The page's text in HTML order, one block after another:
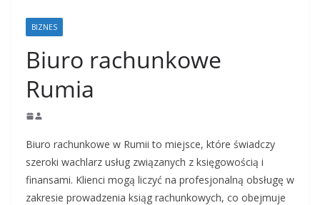
BIZNES
Biuro rachunkowe
Rumia
Biuro rachunkowe w Rumii to miejsce, które świadczy
szeroki wachlarz usług związanych z księgowością i
finansami. Klienci mogą liczyć na profesjonalną obsługę w
zakresie prowadzenia ksiąg rachunkowych, co obejmuje